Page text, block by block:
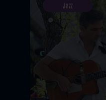
Jazz